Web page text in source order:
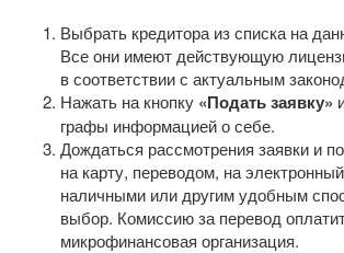
Выбрать кредитора из списка на
Все они имеют действующую
в соответствии с актуальным
Нажать на кнопку «Подать заявку»
графы информацией о себе.
Дождаться рассмотрения заявки и
на карту, переводом, на
наличными или другим удобным
выбор. Комиссию за перевод
микрофинансовая организация.